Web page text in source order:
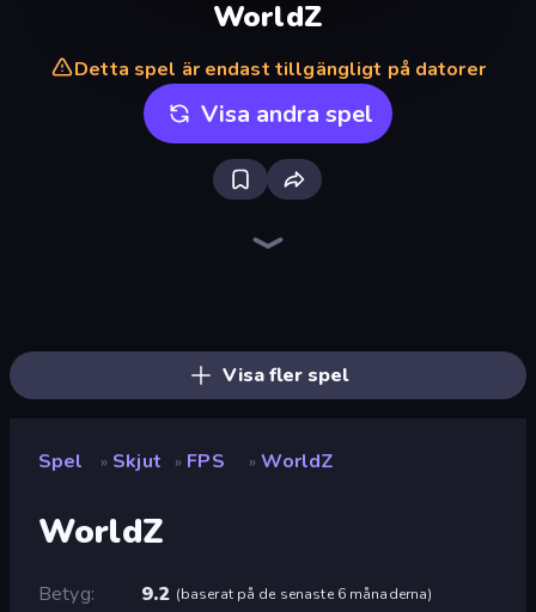
WorldZ
Detta spel är endast tillgängligt på datorer
Visa andra spel
Visa fler spel
Spel » Skjut » FPS » WorldZ
WorldZ
Betyg 9.2 (baserat på de senaste 6 månaderna)